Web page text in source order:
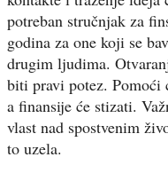
potreban stručnjak za
godina za one koji se
drugim ljudima.
biti pravi potez. Pomoći
a finansije će stizati.
vlast nad spostvenim
to uzela.